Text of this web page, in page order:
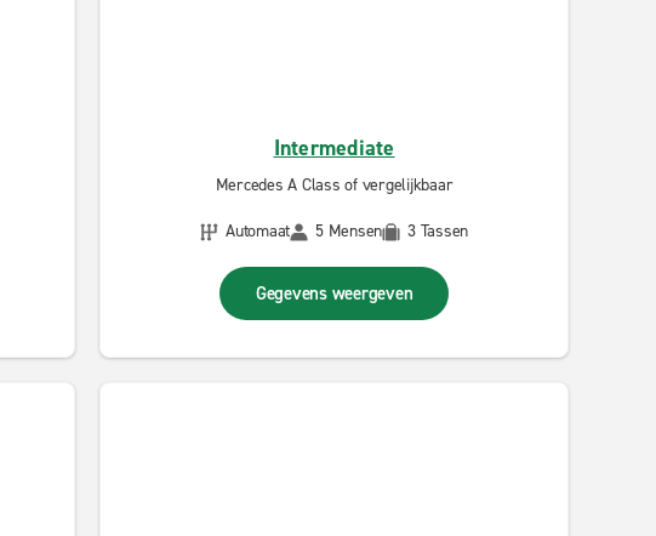
Intermediate
Mercedes A Class of vergelijkbaar
Automaat
5 Mensen 3 Tassen
Gegevens weergeven